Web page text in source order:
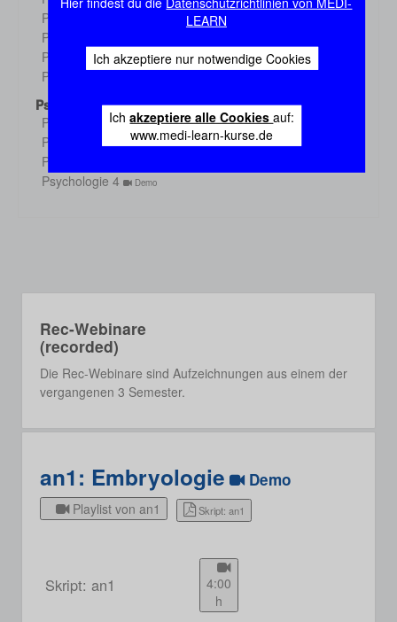
LEARN
Ich akzeptiere nur notwendige Cookies
Ichakzeptiere alle Cookiesauf:
www.medi-learn-kurse.de
Physiologie 3
Physiologie 4
Physiologie 5 Demo
Physiologie 6
Psychologie
Psychologie 1
Demo
Psychologie 2 Demo
Psychologie 3
Psychologie 4 Demo
Rec-Webinare
(recorded)
Die Rec-Webinare sind Aufzeichnungen aus einem der
vergangenen 3 Semester.
an1: Embryologie Demo
Playlist von an1 Skript: an1
Skript: an1
4:00
h